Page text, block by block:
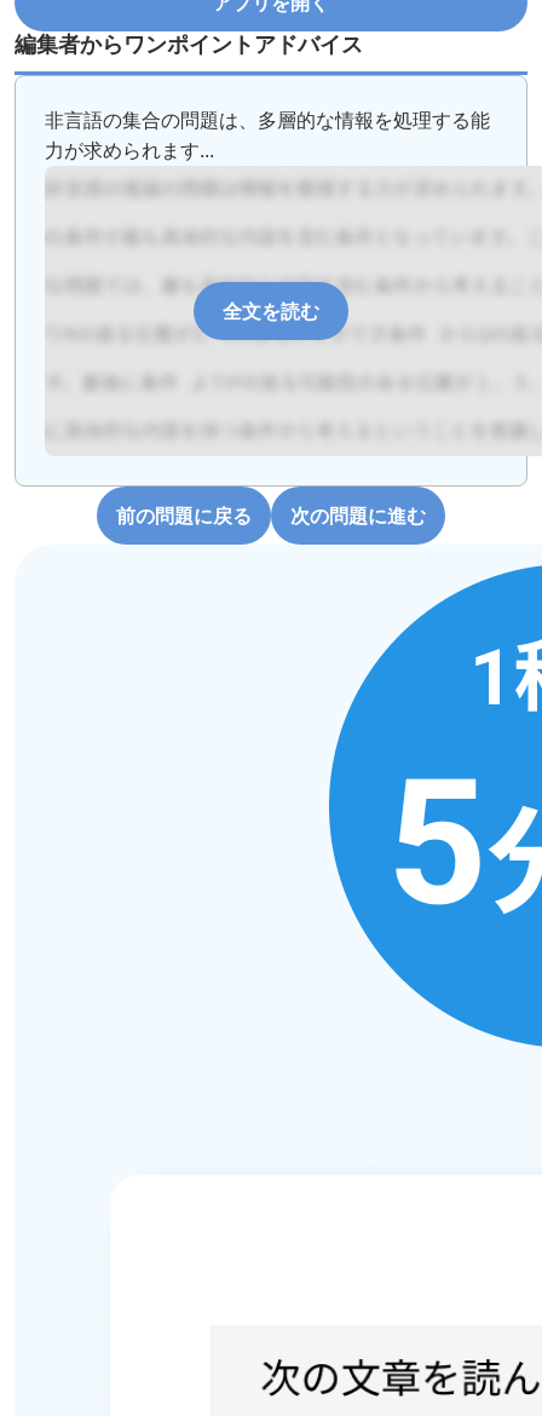
編集者からワンポイントアドバイス
非言語の集合の問題は、多層的な情報を処理する能
力が求められます...
全文を読む
前の問題に戻る 次の問題に進む